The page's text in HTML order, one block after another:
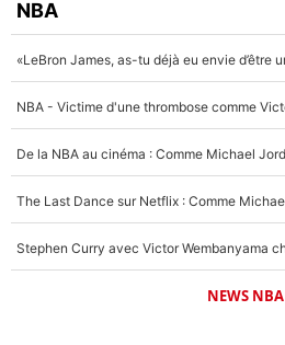
NBA
NEWS NBA